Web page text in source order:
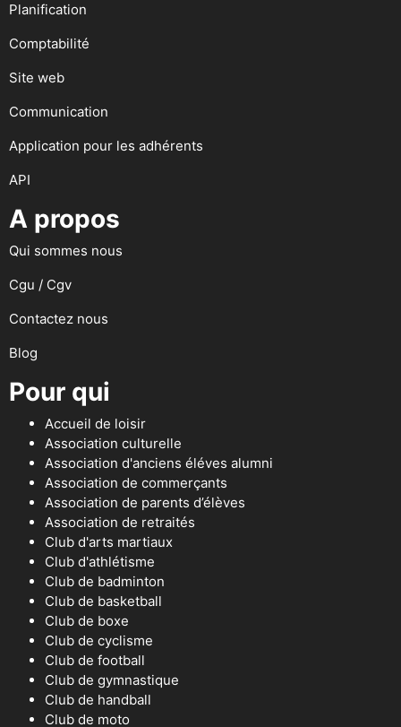
Planification
Comptabilité
Site web
Communication
Application pour les adhérents
API
A propos
Qui sommes nous
Cgu / Cgv
Contactez nous
Blog
Pour qui
Accueil de loisir
Association culturelle
Association d'anciens éléves alumni
Association de commerçants
Association de parents d’élèves
Association de retraités
Club d'arts martiaux
Club d'athlétisme
Club de badminton
Club de basketball
Club de boxe
Club de cyclisme
Club de football
Club de gymnastique
Club de handball
Club de moto